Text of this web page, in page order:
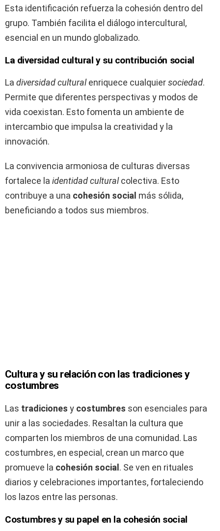
Esta identificación refuerza la cohesión dentro del
grupo. También facilita el diálogo intercultural,
esencial en un mundo globalizado.
La diversidad cultural y su contribución social
La diversidad culturalenriquece cualquiersociedad.
Permite que diferentes perspectivas y modos de
vida coexistan. Esto fomenta un ambiente de
intercambio que impulsa la creatividad y la
innovación.
La convivencia armoniosa de culturas diversas
fortalece la identidad culturalcolectiva. Esto
contribuye a una cohesión social más sólida,
beneficiando a todos sus miembros.
Cultura y su relación con las tradiciones y
costumbres
Las tradiciones y costumbres son esenciales para
unir a las sociedades. Resaltan la cultura que
comparten los miembros de una comunidad. Las
costumbres, en especial, crean un marco que
promueve la cohesión social . Se ven en rituales
diarios y celebraciones importantes, fortaleciendo
los lazos entre las personas.
Costumbres y su papel en la cohesión social